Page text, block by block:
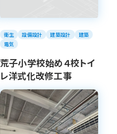
衛生 設備設計 建築設計
建築
電気
荒子小学校始め４校トイ
レ洋式化改修工事